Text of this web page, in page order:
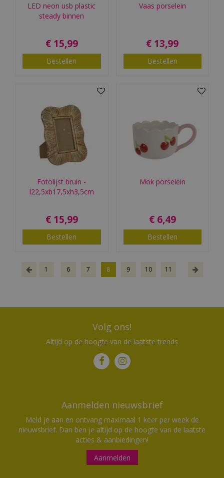
LED neon usb plastic
steady binnen
€ 15,99
Bestellen
Vaas porselein
€ 13,99
Bestellen
Fotolijst bruin -
l22,5xb17,5xh3,5cm
€ 15,99
Bestellen
Mok porselein
€ 6,49
Bestellen
1 6 7 8 9 10 11
Volg ons!
Altijd op de hoogte van de laatste trends
Aanmelden nieuwsbrief
Meld je aan en ontvang maximaal 1 keer per week de
nieuwsbrief. Dan ben je altijd op de hoogte van de laatste
acties & aanbiedingen!
Aanmelden